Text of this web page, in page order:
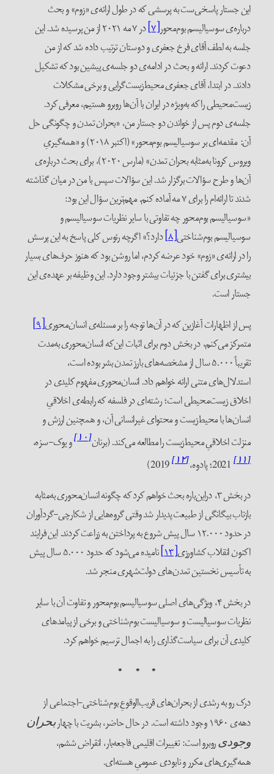
جستار پاسخی‌ست به پرسشی که در طول ارائه‌ی «زوم» و بحث
سوسیالیسم بوم‌محور[۷]
در ۷ مه ۲۰۲۱ از من پرسیده شد. این
به لطف آقای فرخ جعفری و دوستان ترتیب داده شد که از من
کردند. ارائه و بحث در ادامه‌ی دو جلسه‌ی پیشین بود که تشکیل
در ابتدا، آقای جعفری محیط‌زیست‌گرایی و برخی مشکلات
را که به‌ویژه در ایران با آن‌ها روبرو هستیم، معرفی کرد.
دوم پس از خواندن دو جستار من، «بحران تمدن و چگونگی حل
آن: مقدمه‌ای بر سوسیالیسم بوم‌محور» (اکتبر ۲۰۱۸) و «همه‌گیریِ
ویروس کرونا به‌مثابه بحران تمدن» (مارس ۲۰۲۰)، برای بحث درباره‌ی
و طرح سؤالات برگزار شد. این سؤالات سپس با من در میان گذاشته
شدند تا ارائه‌ام را برای ۷ مه آماده کنم. مهم‌ترین سؤال این بود:
بوم‌محور چه تفاوتی با سایر نظریات سوسیالیسم و
بوم‌شناختی[۸] دارد؟» اگرچه رئوس کلی پاسخ به این پرسش
در ارائه‌ی «زوم» خود عرضه کردم، اما روشن بود که هنوز حرف‌‌های بسیار
برای گفتن با جزئیات بیشتر وجود دارد. این وظیفه‌ بر عهده‌‌ی این
است.
از اظهارات آغازین که در آن‌ها توجه را بر مسئله‌ی انسان‌محوری[۹]
می‌کنم، در بخش دوم برای اثبات این‌که انسان‌محوری به‌مدت
تقریباً ۵.۰۰۰ سال از مشخصه‌های بارز تمدن بشر بوده است،
متنی ارائه خواهم داد. انسان‌محوری مفهوم کلیدی در
زیست‌محیطی است؛ رشته‌ای در فلسفه که رابطه‌ی اخلاقیِ
با محیط‌زیست و محتوای غیرانسانی آن، و همچنین ارزش و
اخلاقیِ محیط‌زیست را مطالعه می‌کند. (برنان
و یوک-سزه،
[۱۲]
2019)
در بخش ۳، دراین‌باره بحث خواهم کرد که چگونه انسان‌محوری به‌مثابه
بیگانگی از طبیعت پدیدار شد وقتی گروه‌هایی از شکارچی-گردآوران
در حدود ۱۲.۰۰۰ سال پیش شروع به پرداختن به زراعت کردند. این فرایند
انقلاب کشاورزی[۱۳]
نامیده می‌شود که حدود ۵.۰۰۰ سال پیش
تأسیس نخستین تمدن‌های دولت‌شهری منجر شد.
در بخش ۴، ویژگی‌های اصلی سوسیالیسم بوم‌محور و تفاوت آن با سایر
سوسیالیست و سوسیالیست بوم‌شناختی و برخی از پیامدهای
آن برای سیاست‌گذاری را به اجمال ترسیم خواهم کرد.
* * *
رو به رشدی از بحران‌های قریب‌الوقوعِ بوم‌شناختی-اجتماعی از
بحران
روبرو است: تغییرات اقلیمی فاجعه‌بار، انقراض ششم،
مکرر و نابودی عمومیِ هسته‌ای.